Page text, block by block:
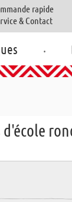
rapide
& Contact
.